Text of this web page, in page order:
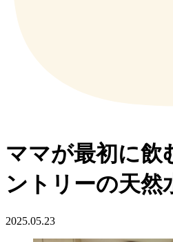
ママが最初に飲
ントリーの天然
2025.05.23